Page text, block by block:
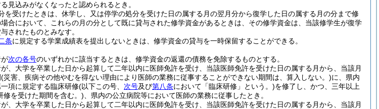
見込みがなくなったと認められるとき。
を受けたときは、休学し、又は停学の処分を受けた日の属する月の翌月分から復学した日の属する月の分まで修
場合において、これらの月の分として既に貸与された修学資金があるときは、その修学資金は、当該修学生が復学
されたものとみなす。
条に規定する学業成績表を提出しないときは、修学資金の貸与を一時保留することができる。
次の各号のいずれかに該当するときは、修学資金の返還の債務を免除するものとする。
、大学を卒業した日から起算して二年以内に医師免許を受け、当該医師免許を受けた日の属する月から、当該月
(災害、疾病その他やむを得ない理由により医師の業務に従事することができない期間は、算入しない。)に、県内
項に規定する臨床研修(以下この号、 次号及び第八条において「臨床研修」という。)を修了し、かつ、三年以上
修を受けた期間を含む。) 、県内の公立病院等において医師の業務に従事したとき。
、大学を卒業した日から起算して二年以内に医師免許を受け、当該医師免許を受けた日の属する月から、当該月